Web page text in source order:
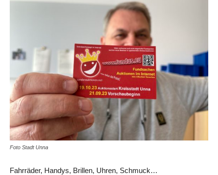
Foto Stadt Unna
Fahrräder, Handys, Brillen, Uhren, Schmuck…